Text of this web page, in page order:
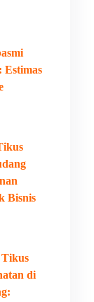
Estimas
Bisnis
Tikus
di